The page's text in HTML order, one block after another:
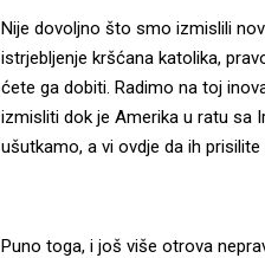
Nije dovoljno što smo izmislili
istrjebljenje kršćana katolika,
ćete ga dobiti. Radimo na toj
izmisliti dok je Amerika u ratu sa
ušutkamo, a vi ovdje da ih
Puno toga, i još više otrova